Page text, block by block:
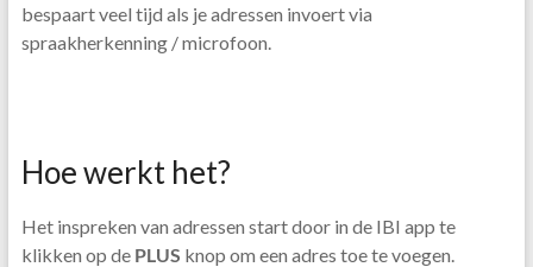
bespaart veel tijd als je adressen invoert via
spraakherkenning / microfoon.
Hoe werkt het?
Het inspreken van adressen start door in de IBI app te
klikken op de PLUS knop om een adres toe te voegen.